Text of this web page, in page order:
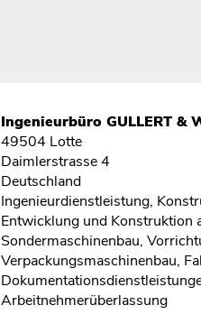
Ingenieurbüro GULLERT &
49504 Lotte
Daimlerstrasse 4
Deutschland
Ingenieurdienstleistung,
Entwicklung und Konstruktion
Sondermaschinenbau,
Verpackungsmaschinenbau,
Arbeitnehmerüberlassung